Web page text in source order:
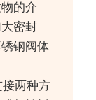
的介
密封
钢阀体
接两种方